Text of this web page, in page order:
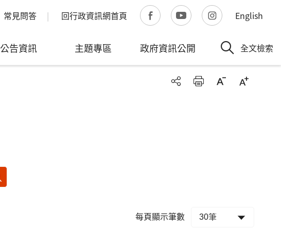
常見問答 回行政資訊網首頁 English
公告資訊 主題專區 政府資訊公開 全文檢索
每頁顯示筆數